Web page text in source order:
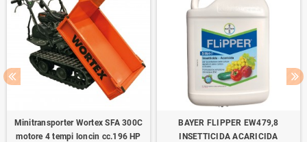
Minitransporter Wortex SFA 300C
motore 4 tempi loncin cc.196 HP
BAYER FLIPPER EW479,8
INSETTICIDA ACARICIDA